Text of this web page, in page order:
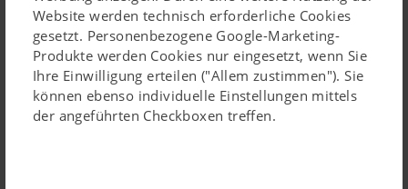
Website werden technisch erforderliche Cookies
gesetzt. Personenbezogene Google-Marketing-
Produkte werden Cookies nur eingesetzt, wenn Sie
Ihre Einwilligung erteilen ("Allem zustimmen"). Sie
können ebenso individuelle Einstellungen mittels
der angeführten Checkboxen treffen.